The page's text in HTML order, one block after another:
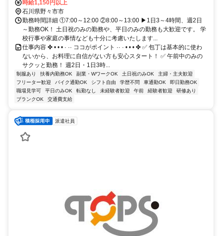
バイク通勤OK
時給1,150円以上
石川県野々市市
勤務時間詳細 ①7:00～12:00 ②8:00～13:00 ▶︎1日3～4時間、週2日
～勤務OK！ 土日祝のみの勤務や、平日のみの勤務も大歓迎です。 学
校行事や家庭の事情なども十分に考慮いたします...
仕事内容 ✤ • • • · ·· ココがポイント ·· · • • • ✤ ✅ 包丁は基本的に使わ
ないから、お料理に自信がない方も安心スタート！ ✅ 午前中のみの
サクッと勤務！ 週2日・1日3時...
制服あり 扶養内勤務OK 副業・WワークOK 土日祝のみOK
主婦・主夫歓迎
フリーター歓迎
バイク通勤OK シフト自由 学歴不問 車通勤OK
即日勤務OK
職場見学可
平日のみOK 転勤なし 未経験者歓迎 午前 経験者歓迎
研修あり
ブランクOK
交通費支給
派遣社員